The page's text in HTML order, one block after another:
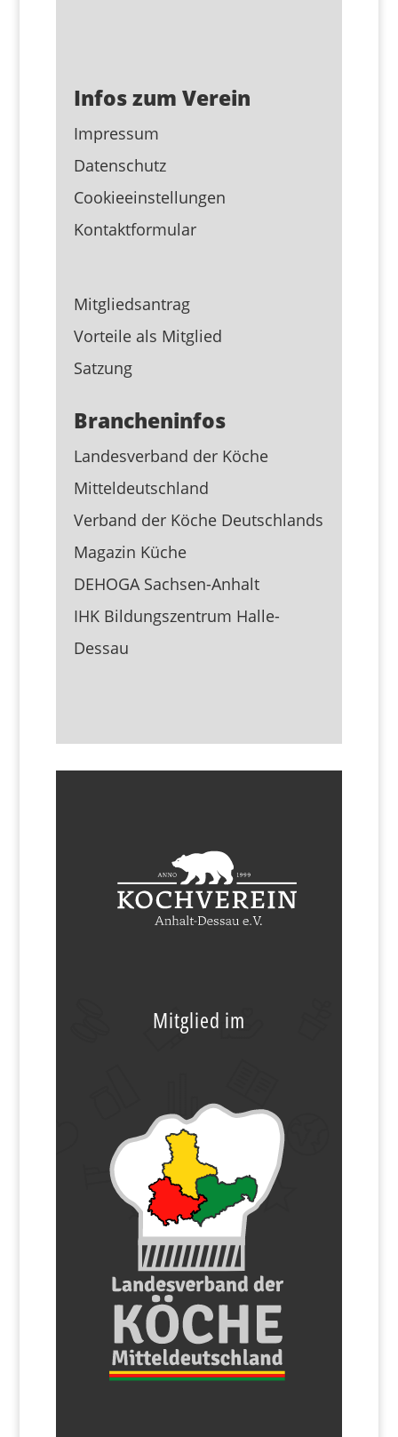
Infos zum Verein
Impressum
Datenschutz
Cookieeinstellungen
Kontaktformular
Mitgliedsantrag
Vorteile als Mitglied
Satzung
Brancheninfos
Landesverband der Köche
Mitteldeutschland
Verband der Köche Deutschlands
Magazin Küche
DEHOGA Sachsen-Anhalt
IHK Bildungszentrum Halle-
Dessau
Mitglied im